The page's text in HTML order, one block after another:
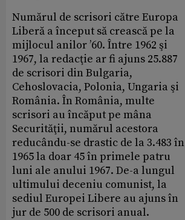
Numărul de scrisori către Europa
Liberă a început să crească pe la
mijlocul anilor ’60. Între 1962 şi
1967, la redacţie ar fi ajuns 25.887
de scrisori din Bulgaria,
Cehoslovacia, Polonia, Ungaria şi
România. În România, multe
scrisori au încăput pe mâna
Securităţii, numărul acestora
reducându-se drastic de la 3.483 în
1965 la doar 45 în primele patru
luni ale anului 1967. De-a lungul
ultimului deceniu comunist, la
sediul Europei Libere au ajuns în
jur de 500 de scrisori anual.